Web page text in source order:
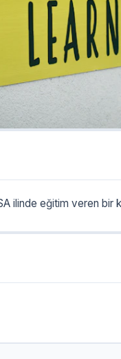
ilinde eğitim veren bir